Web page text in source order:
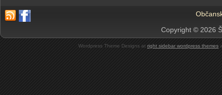
Copyright © 2026
Wordpress Theme Designs at right sidebar wordpress themes